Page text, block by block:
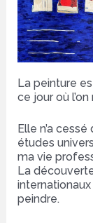
La peinture
ce jour où
Elle n’a
études
ma vie
La
internationaux
peindre.